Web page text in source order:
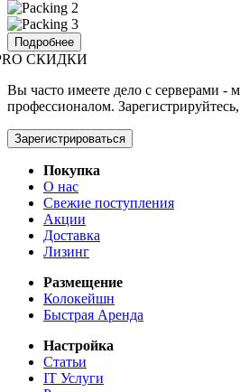
Подробнее
СКИДКИ
Вы часто имеете дело с серверами -
профессионалом.
Зарегистрироваться
Покупка
О нас
Свежие поступления
Акции
Доставка
Лизинг
Размещение
Колокейшн
Быстрая Аренда
Настройка
Статьи
IT Услуги